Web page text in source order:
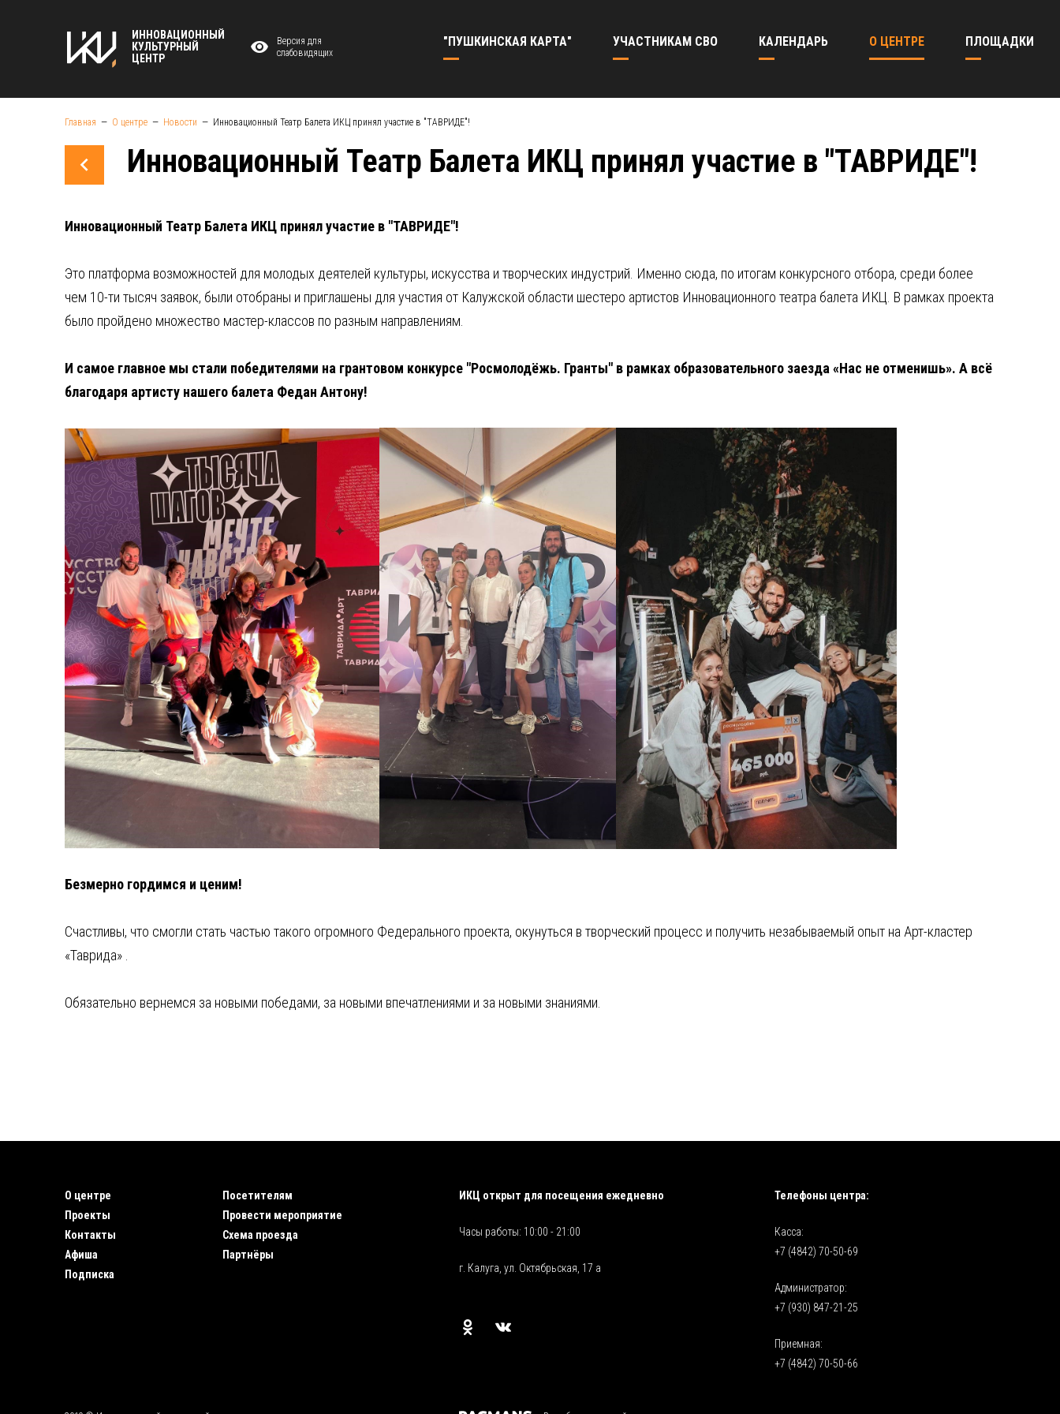
ИННОВАЦИОННЫЙ
КУЛЬТУРНЫЙ
ЦЕНТР
Версия для
слабовидящих
"ПУШКИНСКАЯ КАРТА" УЧАСТНИКАМ СВО КАЛЕНДАРЬ О ЦЕНТРЕ ПЛОЩАДКИ
Главная О центре Новости Инновационный Театр Балета ИКЦ принял участие в "ТАВРИДЕ"!
Инновационный Театр Балета ИКЦ принял участие в "ТАВРИДЕ"!
Инновационный Театр Балета ИКЦ принял участие в "ТАВРИДЕ"!
Это платформа возможностей для молодых деятелей культуры, искусства и творческих индустрий. Именно сюда, по итогам конкурсного отбора, среди более
чем 10-ти тысяч заявок, были отобраны и приглашены для участия от Калужской области шестеро артистов Инновационного театра балета ИКЦ. В рамках проекта
было пройдено множество мастер-классов по разным направлениям.
⁣И самое главное мы стали победителями на грантовом конкурсе "Росмолодёжь. Гранты" в рамках образовательного заезда «Нас не отменишь». А всё
благодаря артисту нашего балета Федан Антону!
Безмерно гордимся и ценим!
⁣Счастливы, что смогли стать частью такого огромного Федерального проекта, окунуться в творческий процесс и получить незабываемый опыт на Арт-кластер
«Таврида» .
Обязательно вернемся за новыми победами, за новыми впечатлениями и за новыми знаниями.
О центре
Проекты
Контакты
Афиша
Подписка
Посетителям
Провести мероприятие
Схема проезда
Партнёры
ИКЦ открыт для посещения ежедневно
Часы работы: 10:00 - 21:00
г. Калуга, ул. Октябрьская, 17 а
Телефоны центра:
Касса:
+7 (4842) 70-50-69
Администратор:
+7 (930) 847-21-25
Приемная:
+7 (4842) 70-50-66